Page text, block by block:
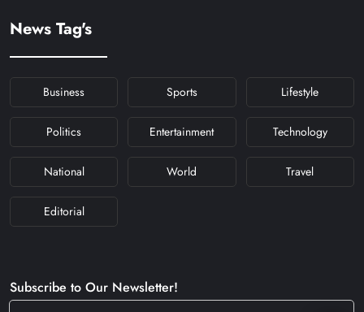
News Tag's
Business Sports Lifestyle
Politics Entertainment Technology
National World Travel
Editorial
Subscribe to Our Newsletter!